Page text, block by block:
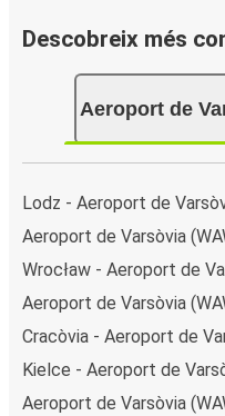
Descobreix més
Aeroport de
Lodz - Aeroport de
Aeroport de Varsòvia
Wrocław - Aeroport de
Aeroport de Varsòvia
Cracòvia - Aeroport de
Kielce - Aeroport de
Aeroport de Varsòvia